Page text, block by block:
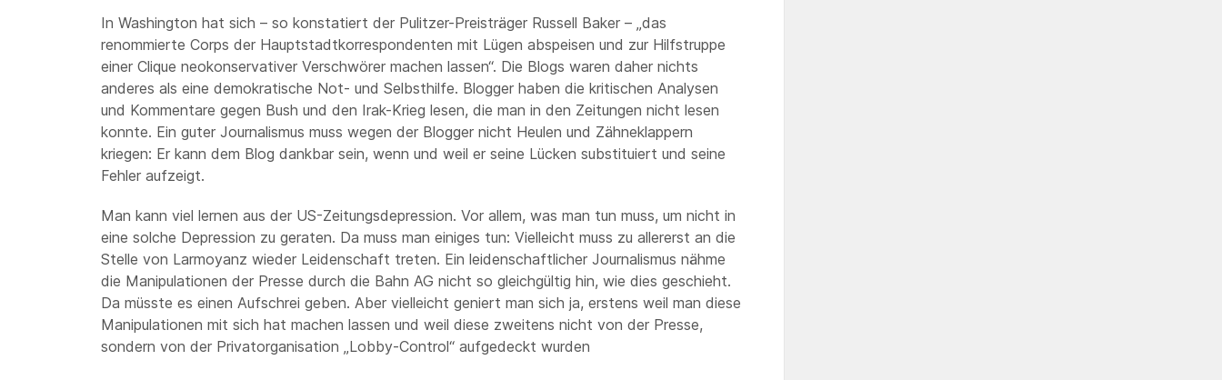
In Washington hat sich – so konstatiert der Pulitzer-Preisträger Russell Baker – „das
renommierte Corps der Hauptstadtkorrespondenten mit Lügen abspeisen und zur Hilfstruppe
einer Clique neokonservativer Verschwörer machen lassen“. Die Blogs waren daher nichts
anderes als eine demokratische Not- und Selbsthilfe. Blogger haben die kritischen Analysen
und Kommentare gegen Bush und den Irak-Krieg lesen, die man in den Zeitungen nicht lesen
konnte. Ein guter Journalismus muss wegen der Blogger nicht Heulen und Zähneklappern
kriegen: Er kann dem Blog dankbar sein, wenn und weil er seine Lücken substituiert und seine
Fehler aufzeigt.
Man kann viel lernen aus der US-Zeitungsdepression. Vor allem, was man tun muss, um nicht in
eine solche Depression zu geraten. Da muss man einiges tun: Vielleicht muss zu allererst an die
Stelle von Larmoyanz wieder Leidenschaft treten. Ein leidenschaftlicher Journalismus nähme
die Manipulationen der Presse durch die Bahn AG nicht so gleichgültig hin, wie dies geschieht.
Da müsste es einen Aufschrei geben. Aber vielleicht geniert man sich ja, erstens weil man diese
Manipulationen mit sich hat machen lassen und weil diese zweitens nicht von der Presse,
sondern von der Privatorganisation „Lobby-Control“ aufgedeckt wurden